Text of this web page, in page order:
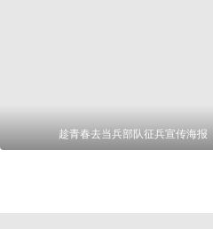
趁青春去当兵部队征兵宣传海报